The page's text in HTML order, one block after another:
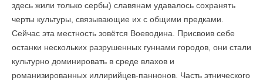
здесь жили только сербы) славянам удавалось сохранять
черты культуры, связывающие их с общими предками.
Сейчас эта местность зовётся Воеводина. Присвоив себе
останки нескольких разрушенных гуннами городов, они стали
культурно доминировать в среде влахов и
романизированных иллирийцев-паннонов. Часть этнического